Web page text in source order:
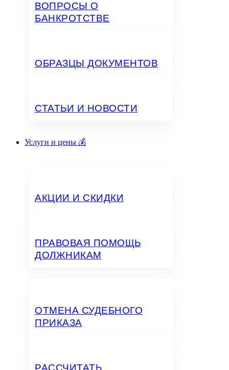
ВОПРОСЫ О
БАНКРОТСТВЕ
ОБРАЗЦЫ ДОКУМЕНТОВ
СТАТЬИ И НОВОСТИ
Услуги и цены 💰
АКЦИИ И СКИДКИ
ПРАВОВАЯ ПОМОЩЬ
ДОЛЖНИКАМ
ОТМЕНА СУДЕБНОГО
ПРИКАЗА